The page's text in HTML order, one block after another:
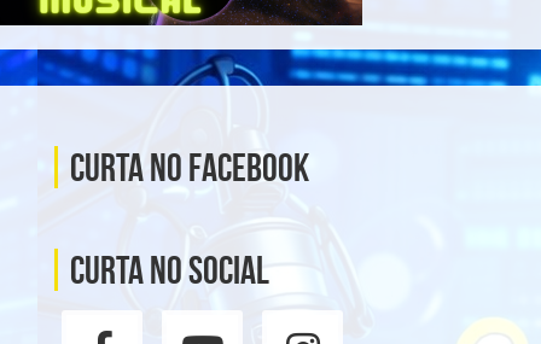
Curta no Facebook
Curta no social